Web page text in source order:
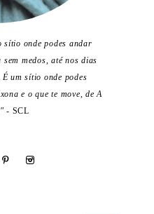
onde podes andar
medos, até nos dias
um sítio onde podes
e o que te move, de A
- SCL